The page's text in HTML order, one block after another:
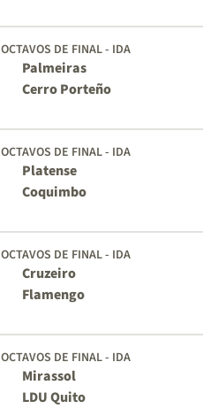
OCTAVOS DE FINAL - IDA
Palmeiras
Cerro Porteño
OCTAVOS DE FINAL - IDA
Platense
Coquimbo
OCTAVOS DE FINAL - IDA
Cruzeiro
Flamengo
OCTAVOS DE FINAL - IDA
Mirassol
LDU Quito